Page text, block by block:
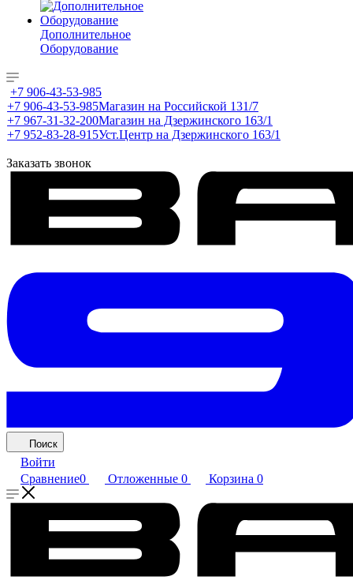
Дополнительное
Оборудование
+7 906-43-53-985
+7 906-43-53-985Магазин на Российской 131/7
+7 967-31-32-200Магазин на Дзержинского 163/1
+7 952-83-28-915Уст.Центр на Дзержинского 163/1
Заказать звонок
Поиск
Войти
Сравнение0 Отложенные 0 Корзина 0